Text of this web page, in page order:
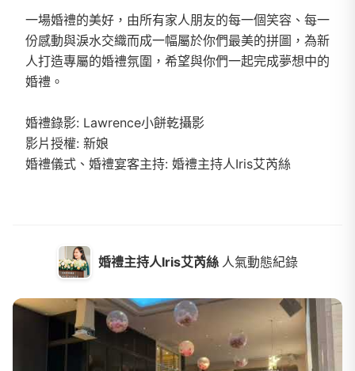
一場婚禮的美好，由所有家人朋友的每一個笑容、每一
份感動與淚水交織而成一幅屬於你們最美的拼圖，為新
人打造專屬的婚禮氛圍，希望與你們一起完成夢想中的
婚禮。
婚禮錄影: Lawrence小餅乾攝影
影片授權: 新娘
婚禮儀式、婚禮宴客主持: 婚禮主持人Iris艾芮絲
婚禮主持人Iris艾芮絲 人氣動態紀錄